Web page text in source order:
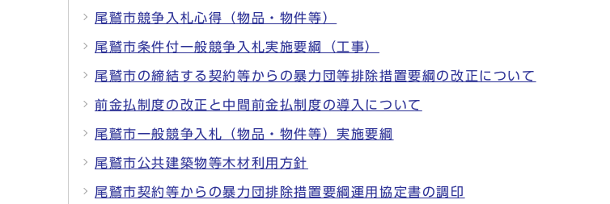
尾鷲市競争入札心得（物品・物件等）
尾鷲市条件付一般競争入札実施要綱（工事）
尾鷲市の締結する契約等からの暴力団等排除措置要綱の改正について
前金払制度の改正と中間前金払制度の導入について
尾鷲市一般競争入札（物品・物件等）実施要綱
尾鷲市公共建築物等木材利用方針
尾鷲市契約等からの暴力団排除措置要綱運用協定書の調印